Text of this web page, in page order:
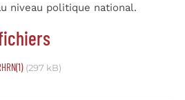
niveau politique national.
(297 kB)